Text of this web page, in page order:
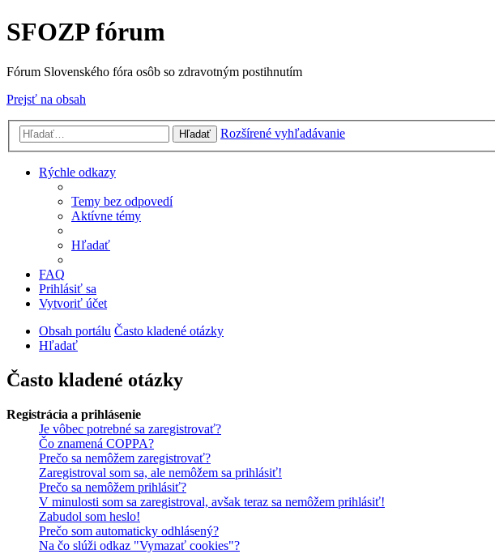
SFOZP fórum
Fórum Slovenského fóra osôb so zdravotným postihnutím
Prejsť na obsah
Hľadať Rozšírené vyhľadávanie
Rýchle odkazy
Temy bez odpovedí
Aktívne témy
Hľadať
FAQ
Prihlásiť sa
Vytvoriť účet
Obsah portálu Často kladené otázky
Hľadať
Často kladené otázky
Registrácia a prihlásenie
Je vôbec potrebné sa zaregistrovať?
Čo znamená COPPA?
Prečo sa nemôžem zaregistrovať?
Zaregistroval som sa, ale nemôžem sa prihlásiť!
Prečo sa nemôžem prihlásiť?
V minulosti som sa zaregistroval, avšak teraz sa nemôžem prihlásiť!
Zabudol som heslo!
Prečo som automaticky odhlásený?
Na čo slúži odkaz "Vymazať cookies"?